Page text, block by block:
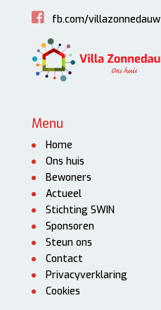
fb.com/villazonnedauw
Menu
Home
Ons huis
Bewoners
Actueel
Stichting SWIN
Sponsoren
Steun ons
Contact
Privacyverklaring
Cookies